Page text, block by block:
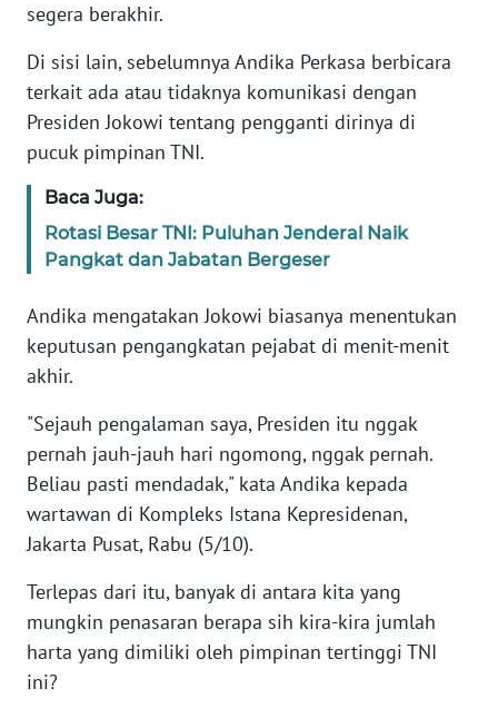
segera berakhir.
Di sisi lain, sebelumnya Andika Perkasa berbicara
terkait ada atau tidaknya komunikasi dengan
Presiden Jokowi tentang pengganti dirinya di
pucuk pimpinan TNI.
Baca Juga:
Rotasi Besar TNI: Puluhan Jenderal Naik
Pangkat dan Jabatan Bergeser
Andika mengatakan Jokowi biasanya menentukan
keputusan pengangkatan pejabat di menit-menit
akhir.
"Sejauh pengalaman saya, Presiden itu nggak
pernah jauh-jauh hari ngomong, nggak pernah.
Beliau pasti mendadak," kata Andika kepada
wartawan di Kompleks Istana Kepresidenan,
Jakarta Pusat, Rabu (5/10).
Terlepas dari itu, banyak di antara kita yang
mungkin penasaran berapa sih kira-kira jumlah
harta yang dimiliki oleh pimpinan tertinggi TNI
ini?
INDEKS
BERITA
KONTAK
KAMI
INFO
KAMI
PEDOMAN
MEDIA
SIBER
REDAKSI
KARIR